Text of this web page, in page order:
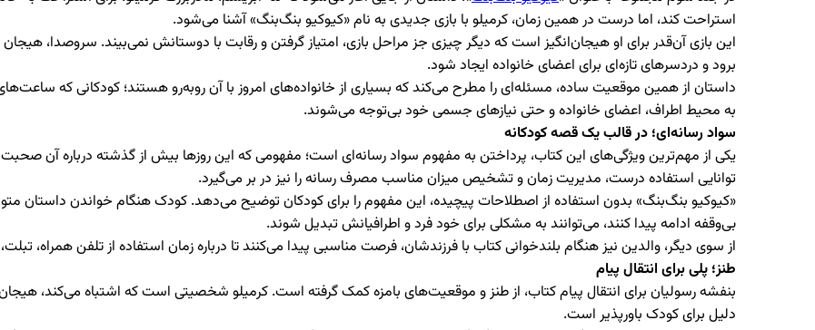
استراحت کند، اما درست در همین زمان، کرمیلو با بازی جدیدی به نام «کیوکیو بنگ‌بنگ» آشنا می‌شود.
این بازی آن‌قدر برای او هیجان‌انگیز است که دیگر چیزی جز مراحل بازی، امتیاز گرفتن و رقابت با دوستانش نمی‌بیند. سروصدا،
برود و دردسرهای تازه‌ای برای اعضای خانواده ایجاد شود.
داستان از همین موقعیت ساده، مسئله‌ای را مطرح می‌کند که بسیاری از خانواده‌های امروز با آن روبه‌رو هستند؛ کودکانی که
به محیط اطراف، اعضای خانواده و حتی نیازهای جسمی خود بی‌توجه می‌شوند.
سواد رسانه‌ای؛ در قالب یک قصه کودکانه
یکی از مهم‌ترین ویژگی‌های این کتاب، پرداختن به مفهوم سواد رسانه‌ای است؛ مفهومی که این روزها بیش از گذشته درباره آن
توانایی استفاده درست، مدیریت زمان و تشخیص میزان مناسب مصرف رسانه را نیز در بر می‌گیرد.
«کیوکیو بنگ‌بنگ» بدون استفاده از اصطلاحات پیچیده، این مفهوم را برای کودکان توضیح می‌دهد. کودک هنگام خواندن داستان
بی‌وقفه ادامه پیدا کنند، می‌توانند به مشکلی برای خود فرد و اطرافیانش تبدیل شوند.
از سوی دیگر، والدین نیز هنگام بلندخوانی کتاب با فرزندشان، فرصت مناسبی پیدا می‌کنند تا درباره زمان استفاده از تلفن همراه،
طنز؛ پلی برای انتقال پیام
بنفشه رسولیان برای انتقال پیام کتاب، از طنز و موقعیت‌های بامزه کمک گرفته است. کرمیلو شخصیتی است که اشتباه می‌کند،
دلیل برای کودک باورپذیر است.